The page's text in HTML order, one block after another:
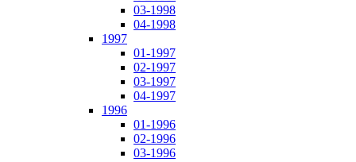
03-1998
04-1998
1997
01-1997
02-1997
03-1997
04-1997
1996
01-1996
02-1996
03-1996